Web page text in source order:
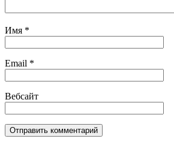
Имя *
Email *
Вебсайт